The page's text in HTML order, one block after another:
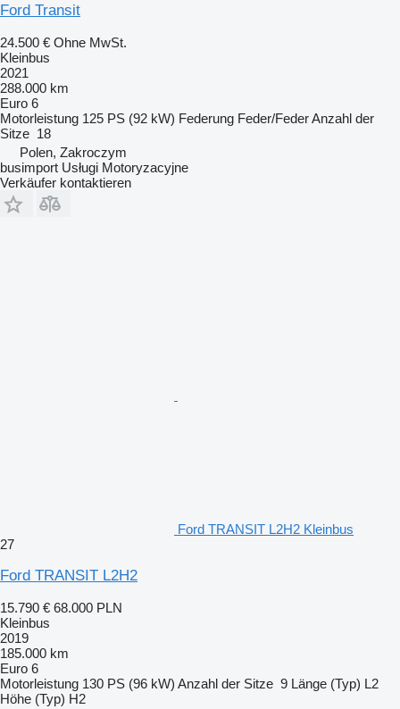
Ford Transit
24.500 € Ohne MwSt.
Kleinbus
2021
288.000 km
Euro 6
Motorleistung 125 PS (92 kW) Federung Feder/FederAnzahl der
Sitze 18
Polen, Zakroczym
busimport Usługi Motoryzacyjne
Verkäufer kontaktieren
Ford TRANSIT L2H2 Kleinbus
27
Ford TRANSIT L2H2
15.790 € 68.000 PLN
Kleinbus
2019
185.000 km
Euro 6
Motorleistung 130 PS (96 kW) Anzahl der Sitze 9 Länge (Typ) L2
Höhe (Typ) H2